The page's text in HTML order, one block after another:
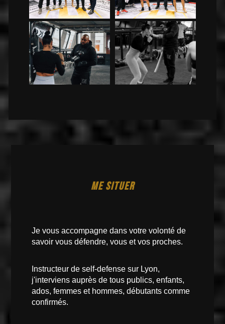
ME SITUER
Je vous accompagne dans votre volonté de
savoir vous défendre, vous et vos proches.
Instructeur de self-defense sur Lyon,
j'interviens auprès de tous publics, enfants,
ados, femmes et hommes, débutants comme
confirmés.